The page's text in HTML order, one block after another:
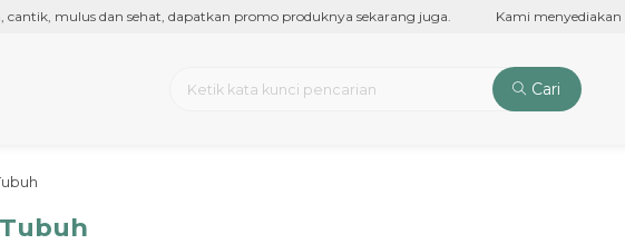
mulus dan sehat, dapatkan promo produknya sekarang juga. Kami menyediakan
Cari